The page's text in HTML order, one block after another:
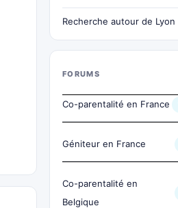
Recherche autour de Lyon
FORUMS
Co-parentalité en France
Géniteur en France
Co-parentalité en
Belgique